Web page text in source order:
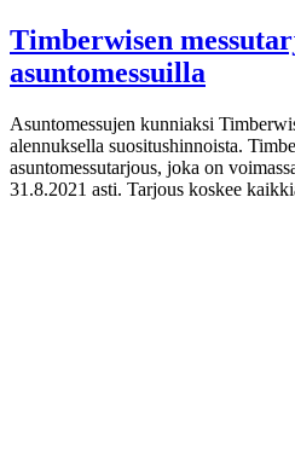
Timberwisen
asuntomessuilla
Asuntomessujen kunniaksi
alennuksella suositushinnoista.
asuntomessutarjous, joka on
31.8.2021 asti. Tarjous koskee